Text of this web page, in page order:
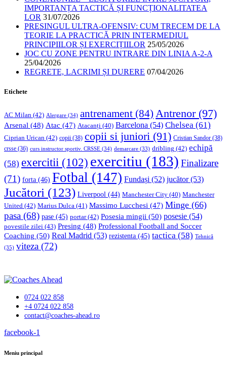
IMPORTANȚA TACTICĂ ȘI FUNCȚIONALITATEA
LOR 31/07/2026
PRESINGUL ULTRA-OFENSIV: CUM TRECEM DE LA
TEORIE LA PRACTICĂ PRIN INTERMEDIUL
PRINCIPIILOR ȘI EXERCIȚIILOR 25/05/2026
JOC CU ZONE PENTRU INTRARE DIN LINIA A-2-A
25/04/2026
REGRETE, LACRIMI ȘI DURERE 07/04/2026
Etichete
AC Milan (42) Alergare (34) antrenament (84) Antrenor(97)
Arsenal (48) Atac (47) Atacanți (40) Barcelona (54) Chelsea (61)
Ciprian Urican (42) copii (38) copii si juniori (91) Cristian Sandor (38)
crsse (36) curs instructor sportiv. CRSSE (34) demarcare (33) dribling (42) echipă
(58) exercitii (102) exercitiu (183) Finalizare
(71) forta (46) Fotbal (147) Fundași (52) jucător(53)
Jucători (123) Liverpool (44) Manchester City (40) Manchester
United (42) Marius Dulca (41) Massimo Lucchesi (47) Minge (66)
pasa (68) pase (45) portar(42) Posesia mingii (50) posesie (54)
povestile zilei (43) Presing (48) Professional Football and Soccer
Coaching (50) Real Madrid (53) rezistenta (45) tactica (58) Tehnică
(35) viteza (72)
0724 022 858
+4 0724 022 858
contact@coaches-ahead.ro
facebook-1
Meniu principal